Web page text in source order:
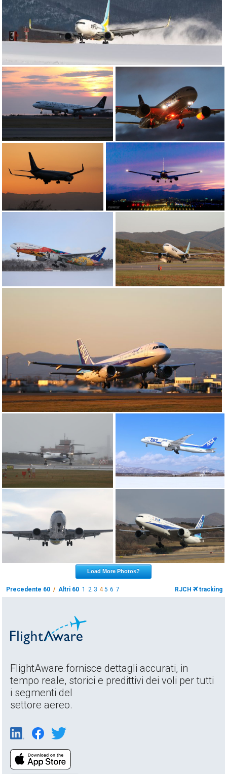
Load More Photos?
Precedente 60 /Altri 60 1 2 3 45 6 7 RJCH tracking
FlightAware fornisce dettagli accurati, in
tempo reale, storici e predittivi dei voli per tutti
i segmenti del
settore aereo.